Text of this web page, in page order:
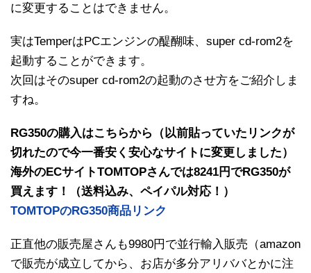
に変更することはできません。
実はTemperはPCエンジンの醍醐味、super cd-rom2を
起動することができます。
次回はそのsuper cd-rom2の起動のさせ方をご紹介しま
すね。
RG350の購入はこちらから（以前貼っていたリンクが
切れたので今一番安く安心なサイトに変更しました）
海外のECサイトTOMTOPさんでは8241円でRG350が
買えます！（送料込み、ペイパル対応！）
TOMTOPのRG350商品リンク
正直他の販売屋さんも9980円で並行輸入販売（amazon
で販売が成立してから、お店が多分アリババとかに注